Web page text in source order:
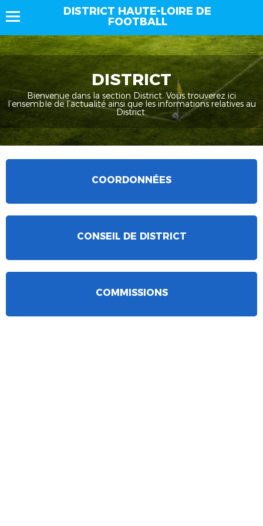
DISTRICT HAUTE-LOIRE DE
FOOTBALL
DISTRICT
Bienvenue dans la section District. Vous trouverez ici
l’ensemble de l’actualité ainsi que les informations relatives au
District.
COORDONNÉES
CONSEIL DE DISTRICT
COMMISSIONS